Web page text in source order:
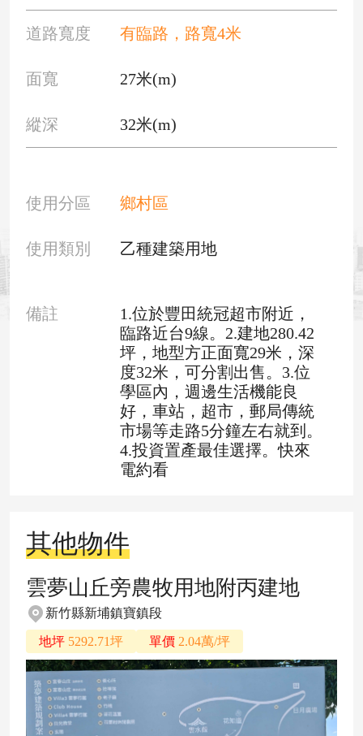
道路寬度 有臨路，路寬4米
面寬 27米(m)
縱深 32米(m)
使用分區 鄉村區
使用類別 乙種建築用地
備註
1.位於豐田統冠超市附近，
臨路近台9線。2.建地280.42
坪，地型方正面寬29米，深
度32米，可分割出售。3.位
學區內，週邊生活機能良
好，車站，超市，郵局傳統
市場等走路5分鐘左右就到。
4.投資置產最佳選擇。快來
電約看
其他物件
雲夢山丘旁農牧用地附丙建地
新竹縣新埔鎮寶鎮段
地坪 5292.71坪 單價 2.04萬/坪